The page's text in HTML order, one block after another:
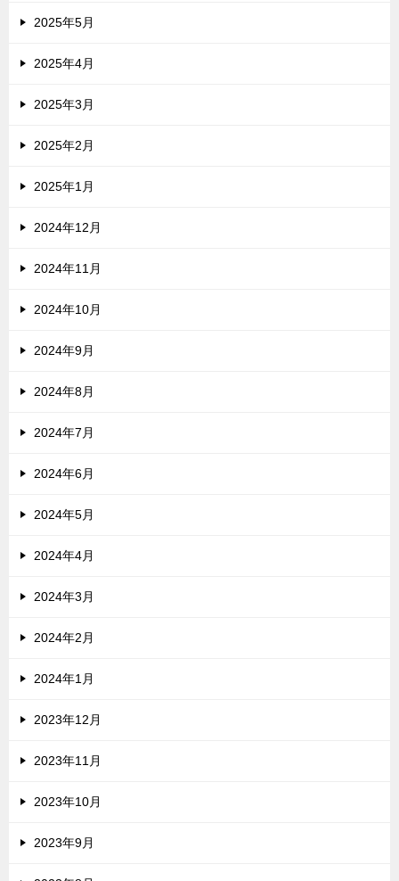
2025年5月
2025年4月
2025年3月
2025年2月
2025年1月
2024年12月
2024年11月
2024年10月
2024年9月
2024年8月
2024年7月
2024年6月
2024年5月
2024年4月
2024年3月
2024年2月
2024年1月
2023年12月
2023年11月
2023年10月
2023年9月